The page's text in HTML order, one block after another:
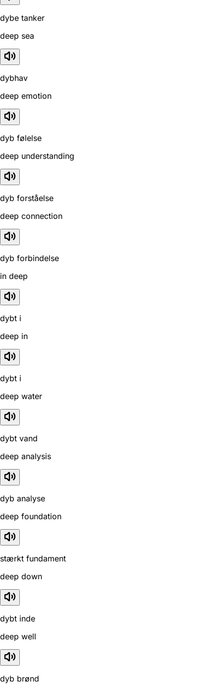
dybe tanker
deep sea
dybhav
deep emotion
dyb følelse
deep understanding
dyb forståelse
deep connection
dyb forbindelse
in deep
dybt i
deep in
dybt i
deep water
dybt vand
deep analysis
dyb analyse
deep foundation
stærkt fundament
deep down
dybt inde
deep well
dyb brønd